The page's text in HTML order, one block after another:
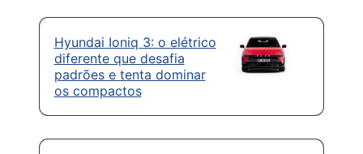
Hyundai Ioniq 3: o elétrico
diferente que desafia
padrões e tenta dominar
os compactos